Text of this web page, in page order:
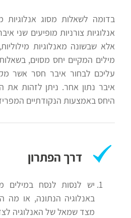
בדומה לשאלות מסוג אנלוגיות
אנלוגיות צורניות מופיעים שני
אלא שבשונה מאנלוגיות
מילים המקיים יחס מסוים, בשאלות
עליכם לבחור איבר חסר אשר
איבר נתון אחר. ניתן לזהות את
היחס באמצעות הנקודתיים
דרך הפתרון
יש לנסות לנסח במילים
באנלוגיה הנתונה, או מה
מצד שמאל של האנלוגיה